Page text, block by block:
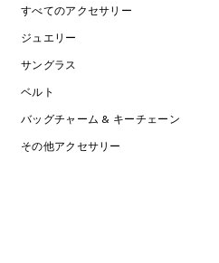
すべてのアクセサリー
ジュエリー
サングラス
ベルト
バッグチャーム & キーチェーン
その他アクセサリー